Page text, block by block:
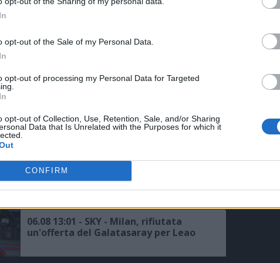
opt-out of the Sale of my Personal Data.
opt-out of processing my Personal Data for Targeted
opt-out of Collection, Use, Retention, Sale, and/or Sharing
Data that Is Unrelated with the Purposes for which it
CONFIRM
Milan in prestito
Moncada per rinforzare l'area
il rientro in Italia
06.08 15:48 - CALCIOMERCATO - Milan,
ancora zero uscite sul mercato, per i
bookie (a 1,57) Fofana sarà il primo a
06.08 13:01 - SKY - Milan, rifiutata
un'offerta del Galatasaray per Leao